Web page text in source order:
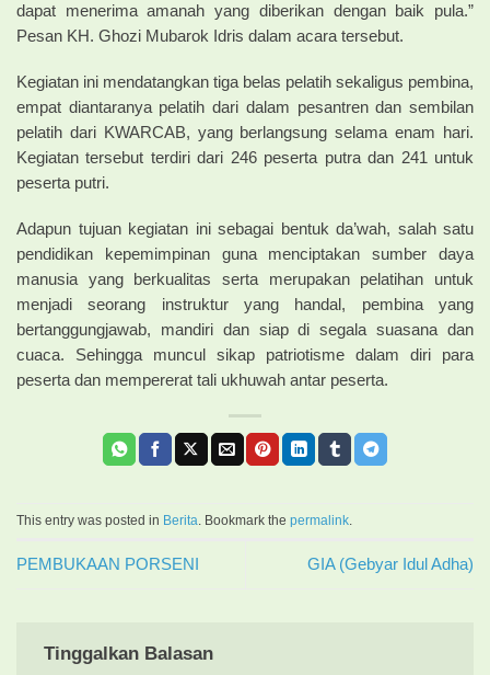
dapat menerima amanah yang diberikan dengan baik pula.”
Pesan KH. Ghozi Mubarok Idris dalam acara tersebut.
Kegiatan ini mendatangkan tiga belas pelatih sekaligus pembina,
empat diantaranya pelatih dari dalam pesantren dan sembilan
pelatih dari KWARCAB, yang berlangsung selama enam hari.
Kegiatan tersebut terdiri dari 246 peserta putra dan 241 untuk
peserta putri.
Adapun tujuan kegiatan ini sebagai bentuk da’wah, salah satu
pendidikan kepemimpinan guna menciptakan sumber daya
manusia yang berkualitas serta merupakan pelatihan untuk
menjadi seorang instruktur yang handal, pembina yang
bertanggungjawab, mandiri dan siap di segala suasana dan
cuaca. Sehingga muncul sikap patriotisme dalam diri para
peserta dan mempererat tali ukhuwah antar peserta.
This entry was posted in Berita . Bookmark the permalink
PEMBUKAAN PORSENI GIA (Gebyar Idul Adha)
Tinggalkan Balasan